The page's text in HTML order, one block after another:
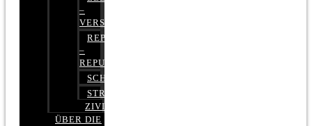
–
VERSICHERUNGSRECHT
REPUTATIONSRECHT
–
REPUTATIONSMANAGEMENT
SCHUFARECHT
STRAFRECHT
ZIVILRECHT
ÜBER DIE